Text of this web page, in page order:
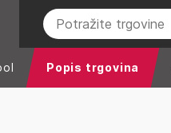
Popis trgovina